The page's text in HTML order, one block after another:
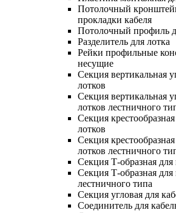
Потолочный
прокладки кабеля
Потолочный профиль
Разделитель для лотка
Рейки профильные
несущие
Секция вертикальная
лотков
Секция вертикальная
лотков лестничного
Секция
лотков
Секция
лотков лестничного
Секция Т-образная для
Секция Т-образная для
лестничного типа
Секция угловая для
Соединитель для